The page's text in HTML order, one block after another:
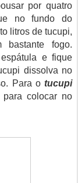
por quatro
no fundo do
litros de tucupi,
bastante fogo.
e fique
dissolva no
Para o tucupi
colocar no